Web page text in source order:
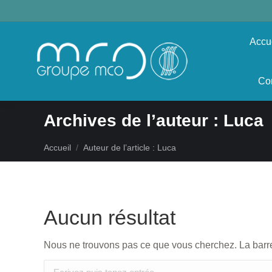
Archives de l’auteur : Luca
Vous êtes ici :
Accueil Auteur de l’article : Luca
Aucun résultat
Nous ne trouvons pas ce que vous cherchez. La
Recherche